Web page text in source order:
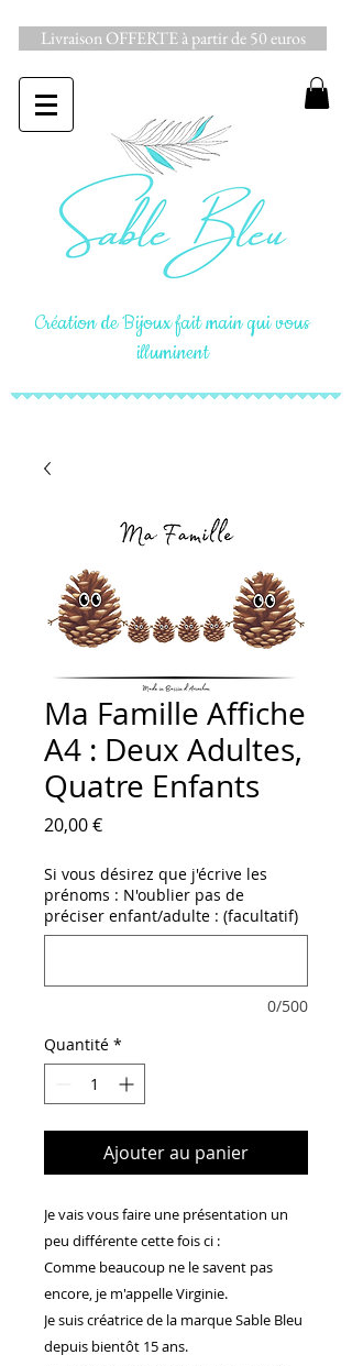
Livraison OFFERTE à partir de 50 euros
Création de Bijoux fait main qui vous
illuminent
Ma Famille Affiche
A4 : Deux Adultes,
Quatre Enfants
20,00 €Prix
Si vous désirez que j'écrive les
prénoms : N'oublier pas de
préciser enfant/adulte : (facultatif)
0/500
Quantité *
Ajouter au panier
Je vais vous faire une présentation un
peu différente cette fois ci :
Comme beaucoup ne le savent pas
encore, je m'appelle Virginie.
Je suis créatrice de la marque Sable Bleu
depuis bientôt 15 ans.